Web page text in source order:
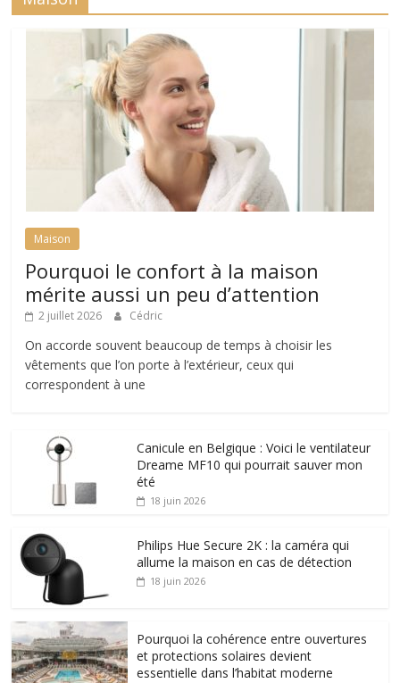
Maison
Pourquoi le confort à la maison
mérite aussi un peu d’attention
2 juillet 2026 Cédric
On accorde souvent beaucoup de temps à choisir les
vêtements que l’on porte à l’extérieur, ceux qui
correspondent à une
Canicule en Belgique : Voici le ventilateur
Dreame MF10 qui pourrait sauver mon
été
18 juin 2026
Philips Hue Secure 2K : la caméra qui
allume la maison en cas de détection
18 juin 2026
Pourquoi la cohérence entre ouvertures
et protections solaires devient
essentielle dans l’habitat moderne